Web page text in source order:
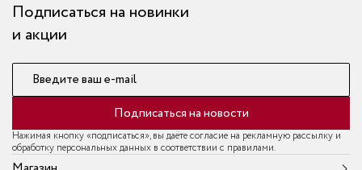
Подписаться на новинки
и акции
Введите ваш e-mail
Подписаться на новости
Нажимая кнопку «подписаться», вы даёте согласие на рекламную рассылку и
обработку персональных данных в соответствии с правилами.